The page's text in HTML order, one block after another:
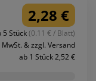
2,28 €
5 Stück(0.11 € / Blatt)
MwSt. & zzgl. Versand
ab 1 Stück 2,52 €